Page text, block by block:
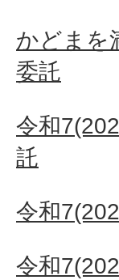
かどまを
委託
令和
託
令和
令和